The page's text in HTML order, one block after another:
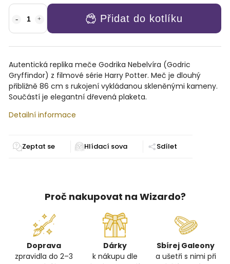
Přidat do kotlíku
Autentická replika meče Godrika Nebelvíra (Godric
Gryffindor) z filmové série Harry Potter. Meč je dlouhý
přibližně 86 cm s rukojení vykládanou skleněnými kameny.
Součástí je elegantní dřevená plaketa.
Detailní informace
Zeptat se Sdílet
Proč nakupovat na Wizardo?
Doprava
zpravidla do 2–3
Dárky
k nákupu dle
Sbírej Galeony
a ušetři s nimi při